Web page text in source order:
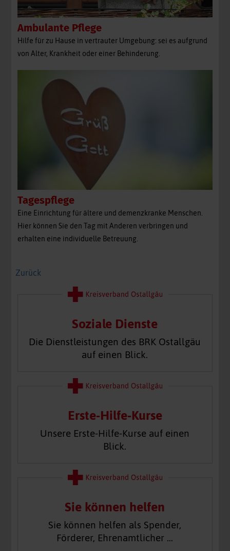
Ambulante Pflege
Hilfe für zu Hause in vertrauter Umgebung: sei es aufgrund
von Alter, Krankheit oder einer Behinderung.
Tagespflege
Eine Einrichtung für ältere und demenzkranke Menschen.
Hier können Sie den Tag mit Anderen verbringen und
erhalten eine individuelle Betreuung.
Zurück
Soziale Dienste
Die Dienstleistungen des BRK Ostallgäu
auf einen Blick.
Erste-Hilfe-Kurse
Unsere Erste-Hilfe-Kurse auf einen
Blick.
Sie können helfen
Sie können helfen als Spender,
Förderer, Ehrenamtlicher …